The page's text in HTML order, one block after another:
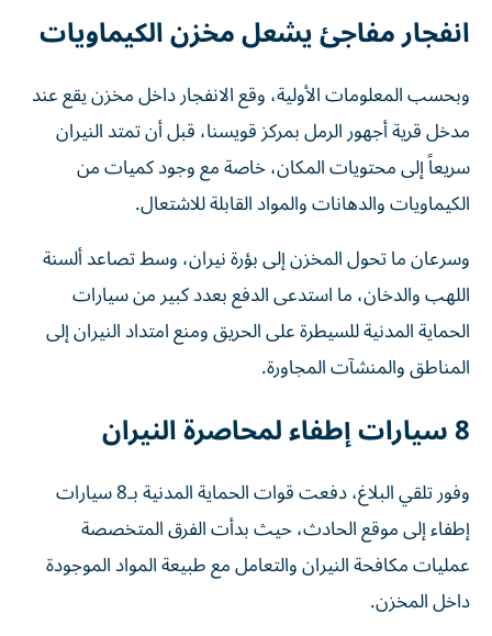
انفجار مفاجئ يشعل مخزن الكيماويات
وبحسب المعلومات الأولية، وقع الانفجار داخل مخزن يقع عند
مدخل قرية أجهور الرمل بمركز قويسنا، قبل أن تمتد النيران
سريعاً إلى محتويات المكان، خاصة مع وجود كميات من
الكيماويات والدهانات والمواد القابلة للاشتعال.
وسرعان ما تحول المخزن إلى بؤرة نيران، وسط تصاعد ألسنة
اللهب والدخان، ما استدعى الدفع بعدد كبير من سيارات
الحماية المدنية للسيطرة على الحريق ومنع امتداد النيران إلى
المناطق والمنشآت المجاورة.
8 سيارات إطفاء لمحاصرة النيران
وفور تلقي البلاغ، دفعت قوات الحماية المدنية بـ8 سيارات
إطفاء إلى موقع الحادث، حيث بدأت الفرق المتخصصة
عمليات مكافحة النيران والتعامل مع طبيعة المواد الموجودة
داخل المخزن.